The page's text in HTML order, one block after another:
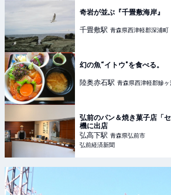
奇岩が並ぶ『千畳敷海岸』
千畳敷駅 青森県西津軽郡深浦町
幻の魚“イトウ"を食べる。
陸奥赤石駅 青森県西津軽郡鰺ヶ
弘前のパン＆焼き菓子店「
機に出店
弘高下駅 青森県弘前市
弘前経済新聞